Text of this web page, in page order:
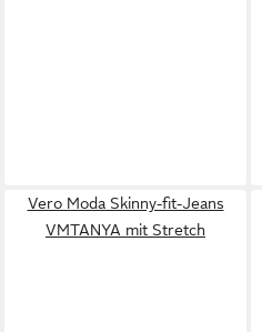
Vero Moda Skinny-fit-Jeans
VMTANYA mit Stretch